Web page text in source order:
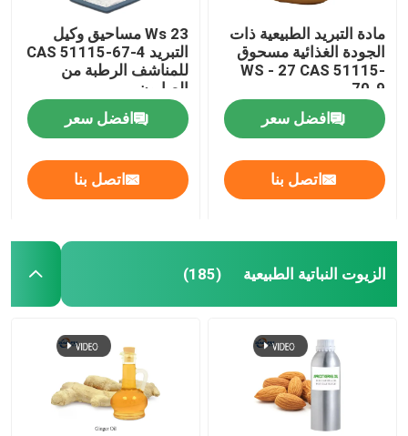
مادة التبريد الطبيعية ذات
الجودة الغذائية مسحوق
WS - 27 CAS 51115-
70-9
افضل سعر
اتصل بنا
Ws 23 مساحيق وكيل
التبريد CAS 51115-67-4
للمناشف الرطبة من
الصابون
افضل سعر
اتصل بنا
الزيوت النباتية الطبيعية (185)